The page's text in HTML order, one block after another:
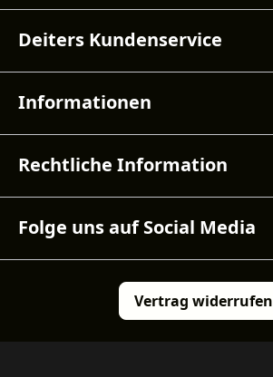
Deiters Kundenservice
Informationen
Rechtliche Information
Folge uns auf Social Media
Vertrag widerrufen